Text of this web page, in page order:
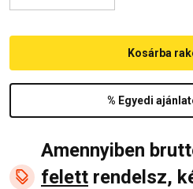
% Egyedi
Kosárba
Amennyiben
felett rendelsz,